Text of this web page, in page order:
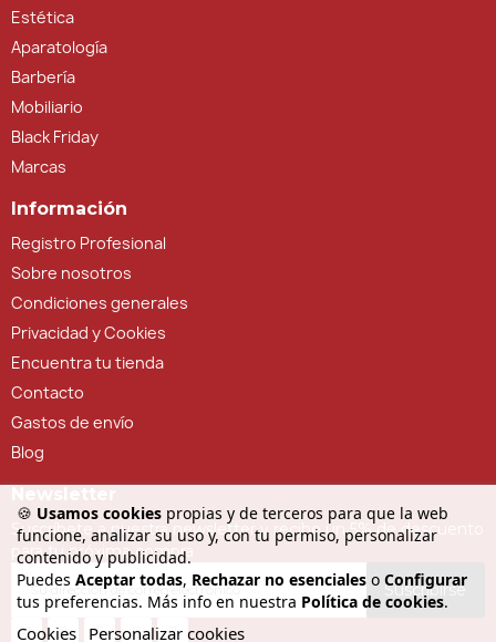
🍪 Usamos cookies propias y de terceros para que la web
funcione, analizar su uso y, con tu permiso, personalizar
contenido y publicidad.
Puedes Aceptar todas, Rechazar no esenciales o Configurar
tus preferencias. Más info en nuestra Política de cookies.
Cookies Personalizar cookies
Estética
Aparatología
Barbería
Mobiliario
Black Friday
Marcas
Información
Registro Profesional
Sobre nosotros
Condiciones generales
Privacidad y Cookies
Encuentra tu tienda
Contacto
Gastos de envío
Blog
Suscríbete a nuestra newsletter y recibe un 5% de descuento
para tu próxima compra
Suscribirse